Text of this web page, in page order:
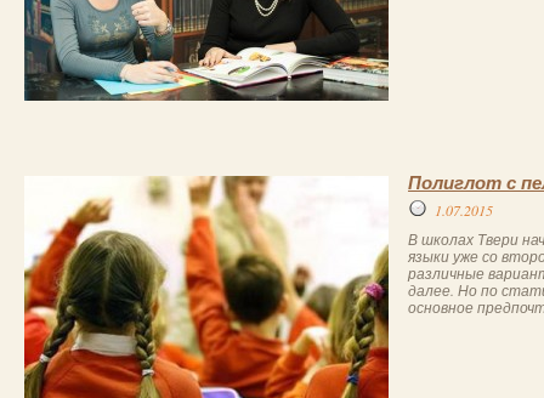
Полиглот с
1.07.2015
В школах Твери
языки уже со
различные
далее. Но по
основное